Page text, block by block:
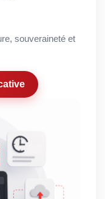
souveraineté et